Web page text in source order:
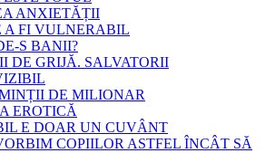
ANXIETĂȚII
A FI VULNERABIL
S BANII?
DE GRIJĂ. SALVATORII
DE MILIONAR
EROTICĂ
E DOAR UN CUVÂNT
COPIILOR ASTFEL ÎNCÂT SĂ